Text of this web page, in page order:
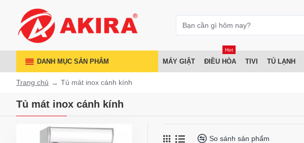
DANH MỤC SẢN PHẨM MÁY GIẶT ĐIỀU HÒA
Hot
TIVI TỦ LẠNH
Trang chủ Tủ mát inox cánh kính
Tủ mát inox cánh kính
So sánh sản phẩm